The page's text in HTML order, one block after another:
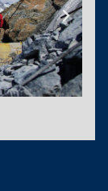
Next